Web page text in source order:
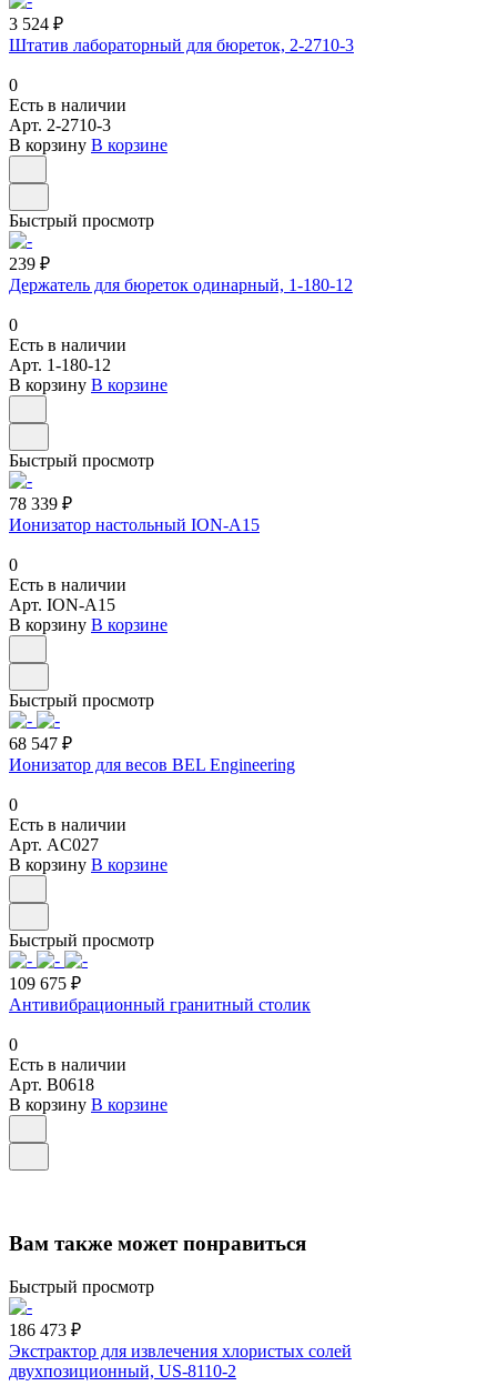
3 524 ₽
Штатив лабораторный для бюреток, 2-2710-3
0
Есть в наличии
Арт. 2-2710-3
В корзину В корзине
Быстрый просмотр
239 ₽
Держатель для бюреток одинарный, 1-180-12
0
Есть в наличии
Арт. 1-180-12
В корзину В корзине
Быстрый просмотр
78 339 ₽
Ионизатор настольный ION-A15
0
Есть в наличии
Арт. ION-A15
В корзину В корзине
Быстрый просмотр
68 547 ₽
Ионизатор для весов BEL Engineering
0
Есть в наличии
Арт. AC027
В корзину В корзине
Быстрый просмотр
109 675 ₽
Антивибрационный гранитный столик
0
Есть в наличии
Арт. B0618
В корзину В корзине
Вам также может понравиться
Быстрый просмотр
186 473 ₽
Экстрактор для извлечения хлористых солей
двухпозиционный, US-8110-2